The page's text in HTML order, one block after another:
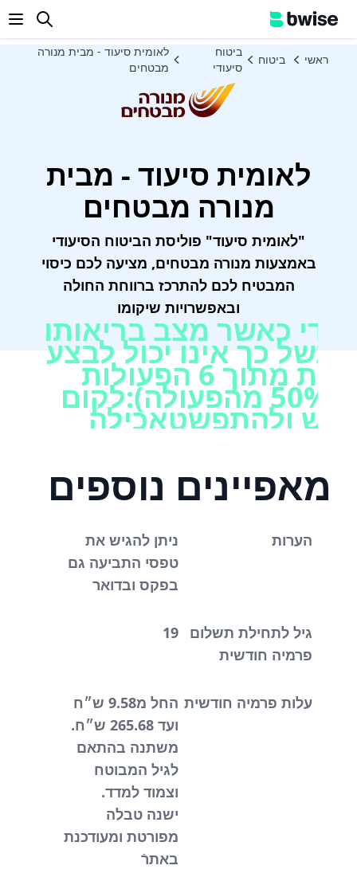
ראשי ביטוח
ביטוח
סיעודי
לאומית סיעוד - מבית מנורה
מבטחים
לאומית סיעוד - מבית
מנורה מבטחים
"לאומית סיעוד" פוליסת הביטוח הסיעודי
באמצעות מנורה מבטחים, מציעה לכם כיסוי
המבטיח לכם להתרכז ברווחת החולה
ובאפשרויות שיקומו
כאשר מצב בריאותו
ובשל כך אינו יכול לבצע
3 פעולות לפחות מתוך 6 הפעולות
הבאות (לפחות 50% מהפעולה):לקום
ולהתפשטאכילה
נפש“ שנקבעה על
מומחה בתחום
הגדרת מצב סיעודי
מאפיינים נוספים
הערות
ניתן להגיש את
טפסי התביעה גם
בפקס ובדואר
גיל לתחילת תשלום
פרמיה חודשית
19
עלות פרמיה חודשית
החל מ9.58 ש״ח
ועד 265.68 ש״ח.
משתנה בהתאם
לגיל המבוטח
וצמוד למדד.
ישנה טבלה
מפורטת ומעודכנת
באתרֿ